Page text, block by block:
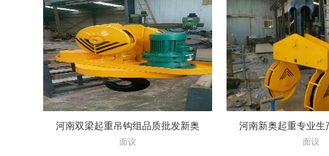
河南双梁起重吊钩组品质批发新奥
起重机械有限公
面议
河南新奥起重专业生
钩组
面议